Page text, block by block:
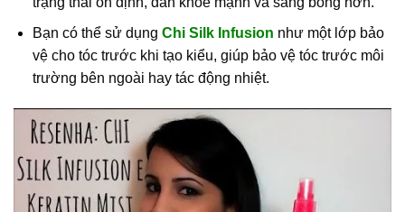
Bạn có thể sử dụng Chi Silk Infusion như một lớp bảo
vệ cho tóc trước khi tạo kiểu, giúp bảo vệ tóc trước môi
trường bên ngoài hay tác động nhiệt.